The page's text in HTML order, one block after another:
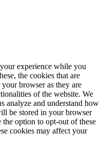
experience while you
the cookies that are
your browser as they are
of the website. We
analyze and understand how
be stored in your browser
option to opt-out of these
cookies may affect your